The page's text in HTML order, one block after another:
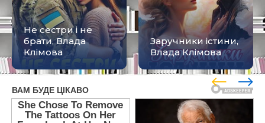
Не сестри і не
брати, Влада
Клімова
Заручники істини,
Влада Клімова